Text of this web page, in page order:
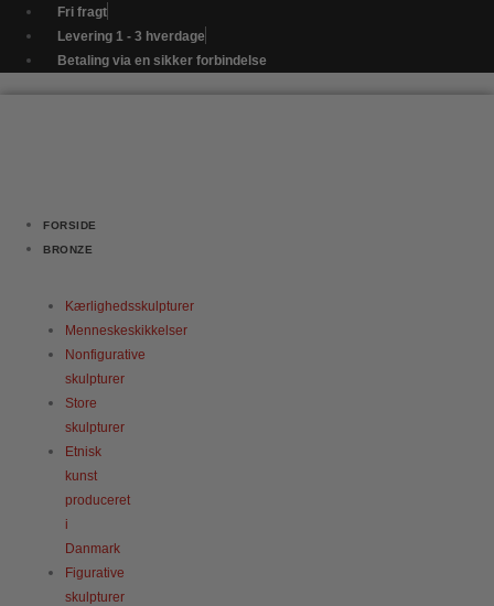
indholdet
Fri fragt
Levering 1 - 3 hverdage
Betaling via en sikker forbindelse
FORSIDE
BRONZE
Kærlighedsskulpturer
Menneskeskikkelser
Nonfigurative
skulpturer
Store
skulpturer
Etnisk
kunst
produceret
i
Danmark
Figurative
skulpturer
Næsehorn
antal